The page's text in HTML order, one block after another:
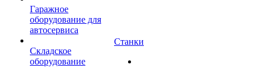
Гаражное
оборудование для
автосервиса
Складское
оборудование
Станки